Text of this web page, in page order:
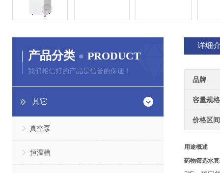
产品分类 PRODUCT
我们相信好的产品是信誉的保证！
其它
真空泵
恒温槽
详细
品牌
容量规格
价格区间
用途概述
药物筛选水